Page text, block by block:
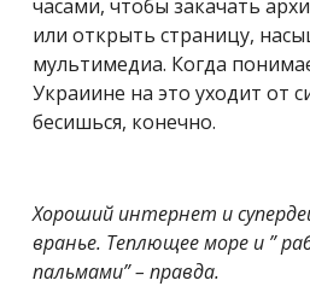
часами, чтобы закачать
или открыть страницу,
мультимедиа. Когда
Украиине на это уходит от
бесишься, конечно.
Хороший интернет и
вранье. Теплющее море и ”
пальмами” – правда.